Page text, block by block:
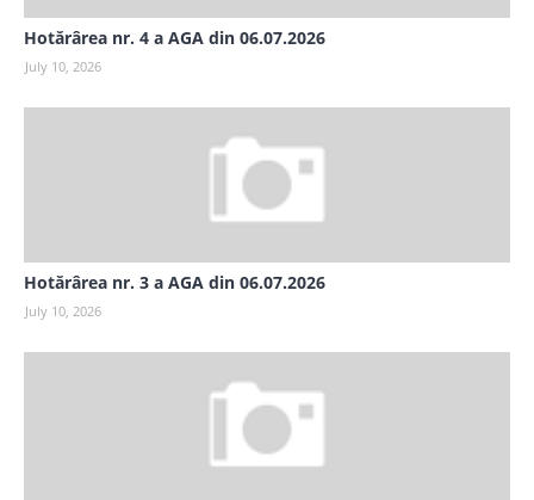
Hotărârea nr. 4 a AGA din 06.07.2026
July 10, 2026
Hotărârea nr. 3 a AGA din 06.07.2026
July 10, 2026